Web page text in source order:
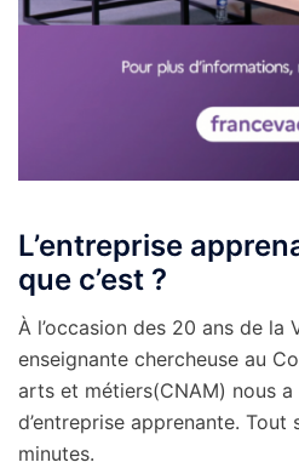
L’entreprise
que c’est ?
À l’occasion des 20 ans de la
enseignante chercheuse au
arts et métiers(CNAM) nous
d’entreprise apprenante. Tout
minutes.